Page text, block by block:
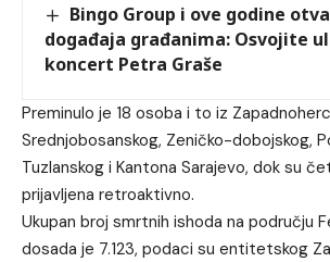
Bingo Group i ove godine
događaja građanima: Osvojite
koncert Petra Graše
Preminulo je 18 osoba i to iz
Srednjobosanskog, Zeničko-dobojskog,
Tuzlanskog i Kantona Sarajevo, dok su
prijavljena retroaktivno.
Ukupan broj smrtnih ishoda na području
dosada je 7.123, podaci su entitetskog